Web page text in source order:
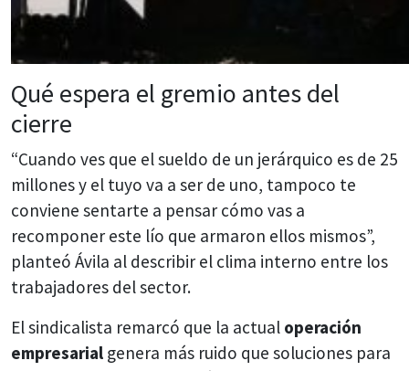
Qué espera el gremio antes del
cierre
“Cuando ves que el sueldo de un jerárquico es de 25
millones y el tuyo va a ser de uno, tampoco te
conviene sentarte a pensar cómo vas a
recomponer este lío que armaron ellos mismos”,
planteó Ávila al describir el clima interno entre los
trabajadores del sector.
El sindicalista remarcó que la actual operación
empresarial genera más ruido que soluciones para